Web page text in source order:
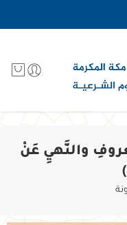
والنَّهيِ عَنْ